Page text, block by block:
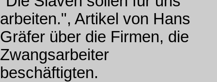
arbeiten.", Artikel von Hans
Gräfer über die Firmen, die
Zwangsarbeiter
beschäftigten.